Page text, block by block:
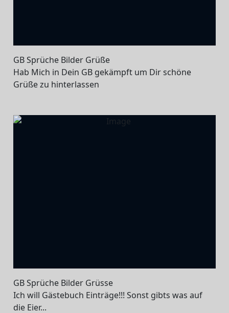
GB Sprüche Bilder Grüße
Hab Mich in Dein GB gekämpft um Dir schöne
Grüße zu hinterlassen
GB Sprüche Bilder Grüsse
Ich will Gästebuch Einträge!!! Sonst gibts was auf
die Eier...